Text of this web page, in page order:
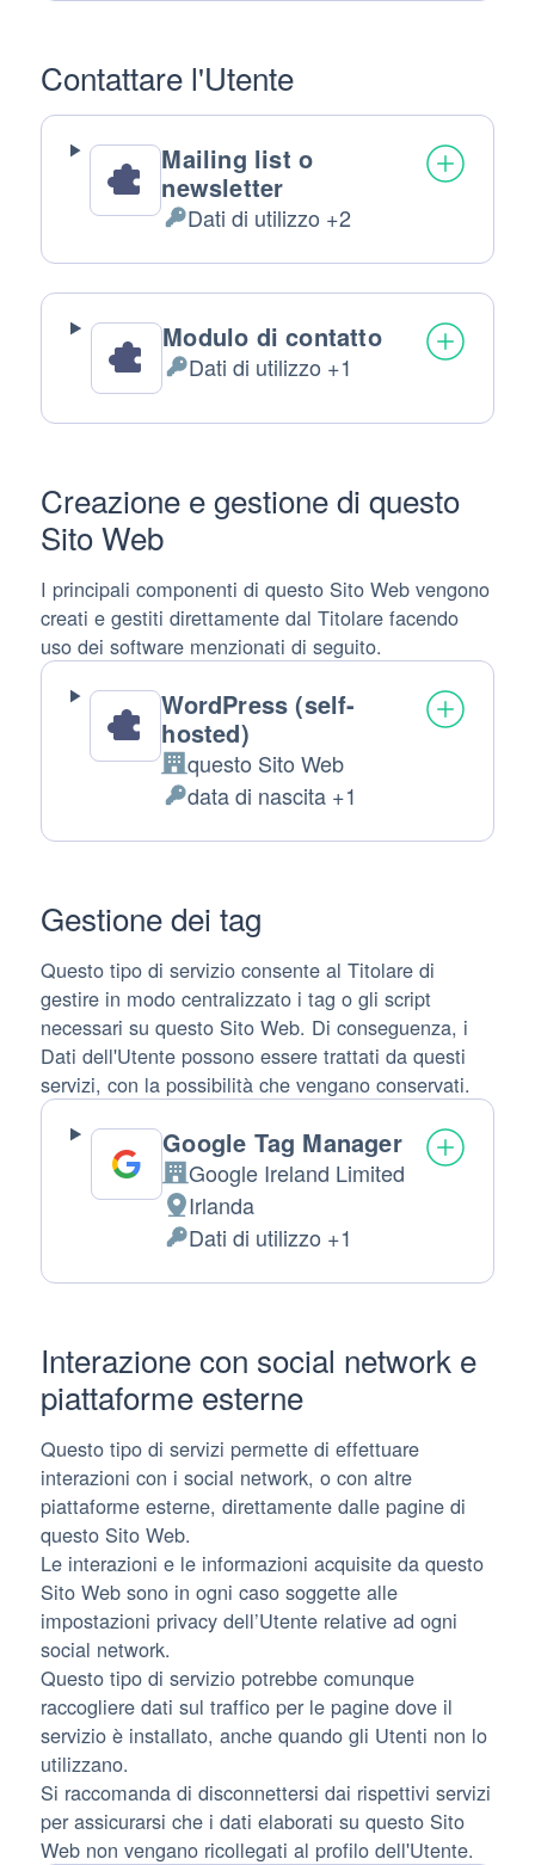
Contattare l'Utente
Mailing list o
newsletter
Dati
Personali
trattati:
Dati di utilizzo +2
Modulo di contatto
DatiDati di utilizzo +1
Creazione e gestione di questo
Sito Web
I principali componenti di questo Sito Web vengono
creati e gestiti direttamente dal Titolare facendo
uso dei software menzionati di seguito.
WordPress (self-
hosted)
Azienda:
questo Sito Web
Dati
Personali
data di nascita +1
Gestione dei tag
Questo tipo di servizio consente al Titolare di
gestire in modo centralizzato i tag o gli script
necessari su questo Sito Web. Di conseguenza, i
Dati dell'Utente possono essere trattati da questi
servizi, con la possibilità che vengano conservati.
Google Tag Manager
Azienda:
Google Ireland Limited
Luogo
del
trattamento:
Irlanda
Dati
Personali
Dati di utilizzo +1
Interazione con social network e
piattaforme esterne
Questo tipo di servizi permette di effettuare
interazioni con i social network, o con altre
piattaforme esterne, direttamente dalle pagine di
questo Sito Web.
Le interazioni e le informazioni acquisite da questo
Sito Web sono in ogni caso soggette alle
impostazioni privacy dell’Utente relative ad ogni
social network.
Questo tipo di servizio potrebbe comunque
raccogliere dati sul traffico per le pagine dove il
servizio è installato, anche quando gli Utenti non lo
utilizzano.
Si raccomanda di disconnettersi dai rispettivi servizi
per assicurarsi che i dati elaborati su questo Sito
Web non vengano ricollegati al profilo dell'Utente.